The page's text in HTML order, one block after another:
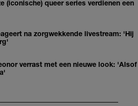
(iconische) queer series verdienen een
na zorgwekkende livestream: 'Hij
verrast met een nieuwe look: 'Alsof